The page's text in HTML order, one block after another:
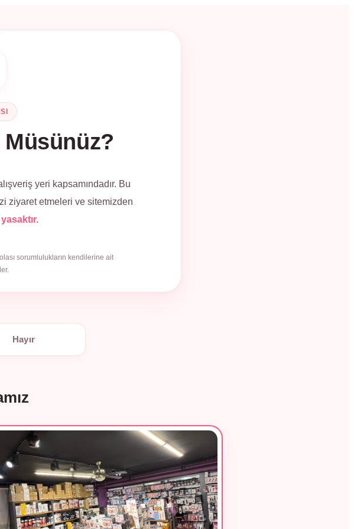
Müsünüz?
yeri kapsamındadır. Bu
ziyaret etmeleri ve sitemizden
sorumlulukların kendilerine ait
Hayır